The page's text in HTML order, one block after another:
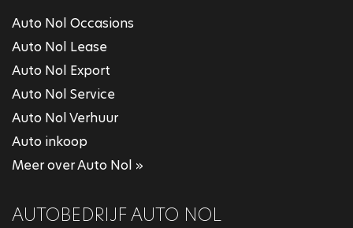
Auto Nol Occasions
Auto Nol Lease
Auto Nol Export
Auto Nol Service
Auto Nol Verhuur
Auto inkoop
Meer over Auto Nol »
AUTOBEDRIJF AUTO NOL